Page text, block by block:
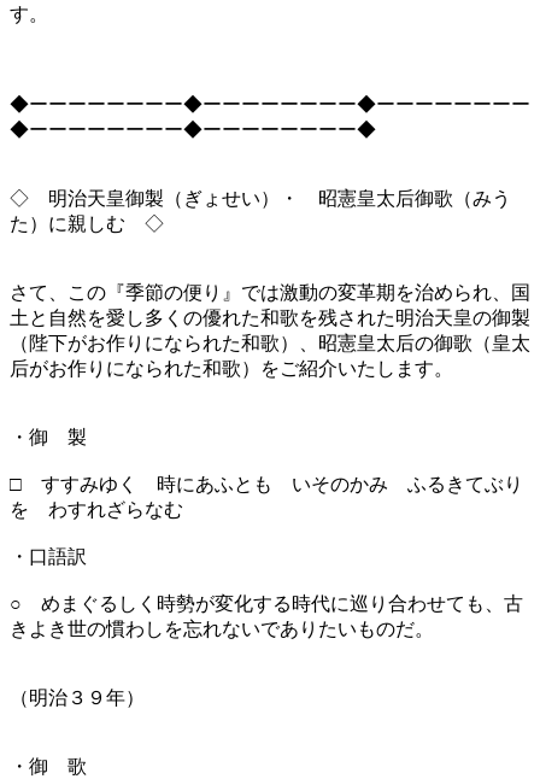
す。
◆ーーーーーーーー◆ーーーーーーーー◆ーーーーーーーー
◆ーーーーーーーー◆ーーーーーーーー◆
◇ 明治天皇御製（ぎょせい）・ 昭憲皇太后御歌（みう
た）に親しむ ◇
さて、この『季節の便り』では激動の変革期を治められ、国
土と自然を愛し多くの優れた和歌を残された明治天皇の御製
（陛下がお作りになられた和歌）、昭憲皇太后の御歌（皇太
后がお作りになられた和歌）をご紹介いたします。
・御 製
□ すすみゆく 時にあふとも いそのかみ ふるきてぶり
を わすれざらなむ
・口語訳
○ めまぐるしく時勢が変化する時代に巡り合わせても、古
きよき世の慣わしを忘れないでありたいものだ。
（明治３９年）
・御 歌